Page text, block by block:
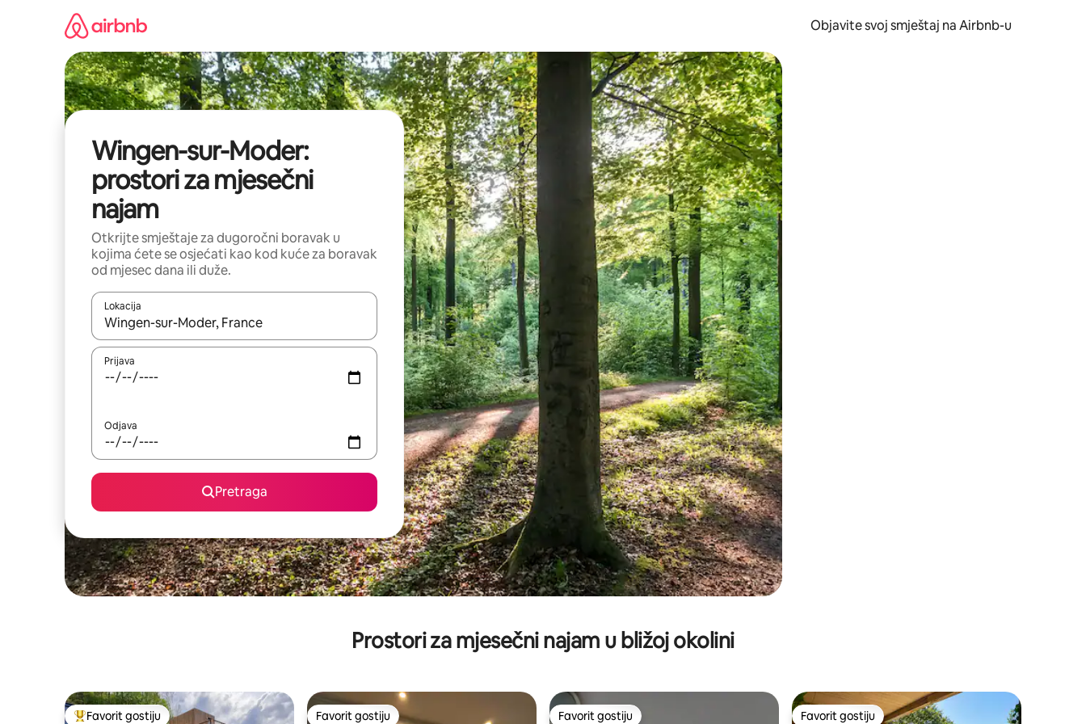
Objavite svoj smještaj na Airbnb-u
Wingen-sur-Moder:
prostori za mjesečni
najam
Otkrijte smještaje za dugoročni boravak u
kojima ćete se osjećati kao kod kuće za boravak
od mjesec dana ili duže.
Lokacija
Kad su rezultati dostupni, možete da se krećete kroz njih pomoću strelica nagore i nadolje, kao i da ih istražujte dodirom ili prevlačenjem.
Prijava
Odjava
Pretraga
Prostori za mjesečni najam u bližoj okolini
Favorit gostiju Favorit gostiju Favorit gostiju Favorit gostiju